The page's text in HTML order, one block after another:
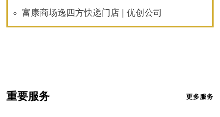
富康商场逸四方快递门店 | 优创公司
重要服务 更多服务